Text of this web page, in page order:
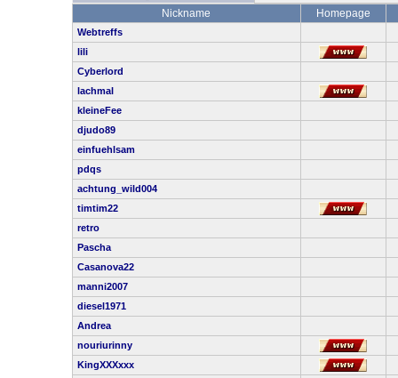
Nickname Homepage
Webtreffs
lili
Cyberlord
lachmal
kleineFee
djudo89
einfuehlsam
pdqs
achtung_wild004
timtim22
retro
Pascha
Casanova22
manni2007
diesel1971
Andrea
nouriurinny
KingXXXxxx